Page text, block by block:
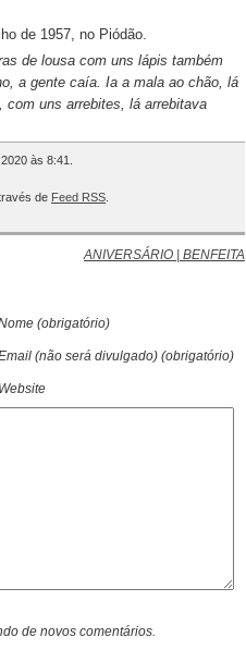
de 1957, no Piódão.
de lousa com uns lápis também
a gente caía. Ia a mala ao chão, lá
com uns arrebites, lá arrebitava
às 8:41.
de Feed RSS
ANIVERSÁRIO | BENFEITA
(obrigatório)
(não será divulgado) (obrigatório)
Website
de novos comentários.